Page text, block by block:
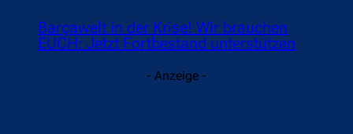
Barçawelt in der Krise! Wir brauchen
EUCH: Jetzt Fortbestand unterstützen
- Anzeige -